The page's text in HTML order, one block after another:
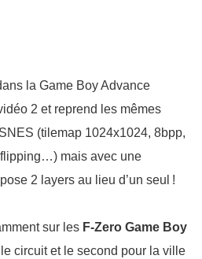
la Game Boy Advance
2 et reprend les mêmes
(tilemap 1024x1024, 8bpp,
mais avec une
2 layers au lieu d’un seul !
sur les F-Zero Game Boy
circuit et le second pour la ville